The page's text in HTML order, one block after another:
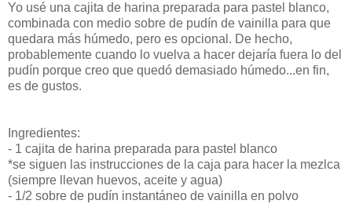
Yo usé una cajita de harina preparada para pastel blanco,
combinada con medio sobre de pudín de vainilla para que
quedara más húmedo, pero es opcional. De hecho,
probablemente cuando lo vuelva a hacer dejaría fuera lo del
pudín porque creo que quedó demasiado húmedo...en fin,
es de gustos.
Ingredientes:
- 1 cajita de harina preparada para pastel blanco
*se siguen las instrucciones de la caja para hacer la mezlca
(siempre llevan huevos, aceite y agua)
- 1/2 sobre de pudín instantáneo de vainilla en polvo